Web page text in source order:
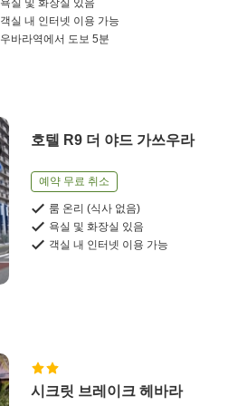
욕실 및 화장실 있음
객실 내 인터넷 이용 가능
우바라역에서 도보 5분
호텔 R9 더 야드 가쓰우라
예약 무료 취소
룸 온리 (식사 없음)
욕실 및 화장실 있음
객실 내 인터넷 이용 가능
시크릿 브레이크 헤바라